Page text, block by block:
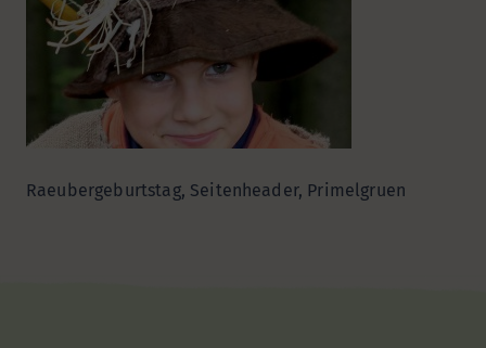
Raeubergeburtstag, Seitenheader, Primelgruen